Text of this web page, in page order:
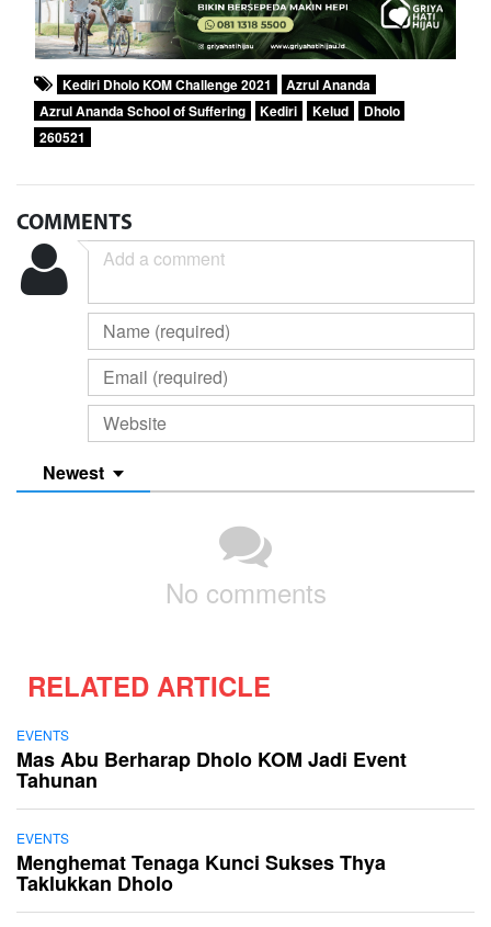
Kediri Dholo KOM Challenge 2021
Azrul Ananda
Azrul Ananda School of Suffering
Kediri Kelud
Dholo
260521
COMMENTS
Newest
No comments
RELATED ARTICLE
EVENTS
Mas Abu Berharap Dholo KOM Jadi Event
Tahunan
EVENTS
Menghemat Tenaga Kunci Sukses Thya
Taklukkan Dholo